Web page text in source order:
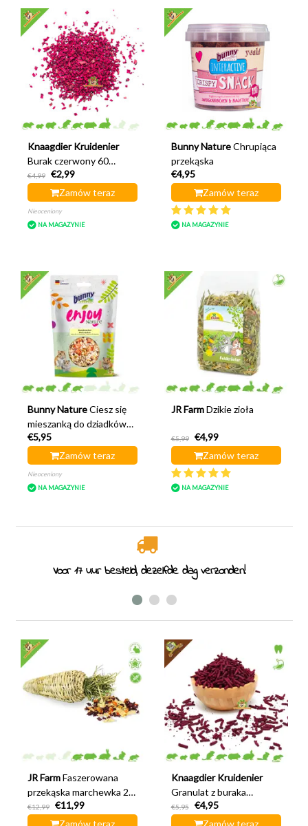
Knaagdier Kruidenier
Burak czerwony 60
gramów
€4,99
€2,99
Zamów teraz
Nieoceniony
NA MAGAZYNIE
Bunny Nature Chrupiąca
przekąska
€4,95
Zamów teraz
NA MAGAZYNIE
Bunny Nature Ciesz się
mieszanką do dziadków
do orzechów Nature
€5,95
Zamów teraz
Nieoceniony
NA MAGAZYNIE
JR Farm Dzikie zioła
€5,99
€4,99
Zamów teraz
NA MAGAZYNIE
Voor 17 uur besteld, dezelfde dag verzonden!
JR Farm Faszerowana
przekąska marchewka 24
cm
€12,99
€11,99
Zamów teraz
Knaagdier Kruidenier
Granulat z buraka
czerwonego 170 gramów
€5,95
€4,95
Zamów teraz